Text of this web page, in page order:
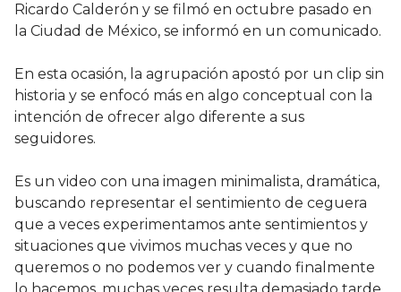
Ricardo Calderón y se filmó en octubre pasado en
la Ciudad de México, se informó en un comunicado.
En esta ocasión, la agrupación apostó por un clip sin
historia y se enfocó más en algo conceptual con la
intención de ofrecer algo diferente a sus
seguidores.
Es un video con una imagen minimalista, dramática,
buscando representar el sentimiento de ceguera
que a veces experimentamos ante sentimientos y
situaciones que vivimos muchas veces y que no
queremos o no podemos ver y cuando finalmente